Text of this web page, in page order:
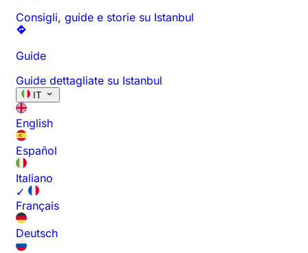
Consigli, guide e storie su Istanbul
Guide
Guide dettagliate su Istanbul
IT
English
Español
Italiano
✓
Français
Deutsch